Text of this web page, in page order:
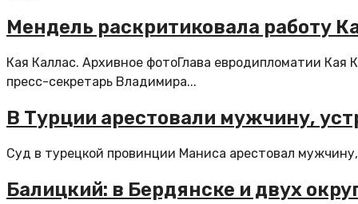
Мендель раскритиковала работу
Кая Каллас. Архивное фотоГлава евродипломатии
пресс-секретарь Владимира...
В Турции арестовали мужчину,
Суд в турецкой провинции Маниса арестовал
Балицкий: в Бердянске и двух